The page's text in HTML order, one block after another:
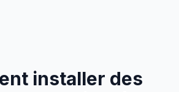
installer des